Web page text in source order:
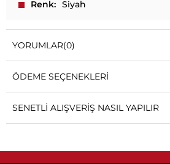
Renk
Siyah
YORUMLAR(0)
ÖDEME SEÇENEKLERI
SENETLI ALIŞVERIŞ NASIL YAPILIR